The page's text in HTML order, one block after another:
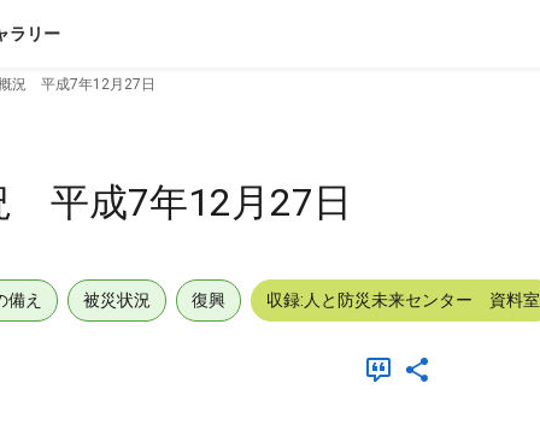
ラリー
況 平成7年12月27日
平成7年12月27日
備え 被災状況 復興 収録:人と防災未来センター 資料室